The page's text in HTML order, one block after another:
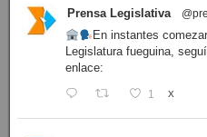
Prensa Legislativa
En instantes
Legislatura fueguina,
enlace:
1 X